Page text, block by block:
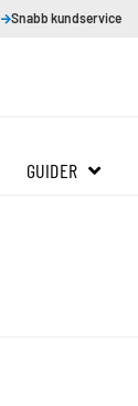
Snabb kundservice
GUIDER